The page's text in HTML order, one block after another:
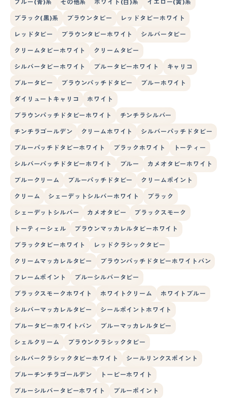
ブルー(青)系 その他系 ホワイト(白)系 イエロー(黄)系
ブラック(黒)系 ブラウンタビー レッドタビーホワイト
レッドタビー ブラウンタビーホワイト シルバータビー
クリームタビーホワイト クリームタビー
シルバータビーホワイト ブルータビーホワイト キャリコ
ブルータビー ブラウンパッチドタビー ブルーホワイト
ダイリュートキャリコ ホワイト
ブラウンパッチドタビーホワイト チンチラシルバー
チンチラゴールデン クリームホワイト シルバーパッチドタビー
ブルーパッチドタビーホワイト ブラックホワイト トーティー
シルバーパッチドタビーホワイト ブルー カメオタビーホワイト
ブルークリーム ブルーパッチドタビー クリームポイント
クリーム シェーデットシルバーホワイト ブラック
シェーデットシルバー カメオタビー ブラックスモーク
トーティーシェル ブラウンマッカレルタビーホワイト
ブラックタビーホワイト レッドクラシックタビー
クリームマッカレルタビー ブラウンパッチドタビーホワイトバン
フレームポイント ブルーシルバータビー
ブラックスモークホワイト ホワイトクリーム ホワイトブルー
シルバーマッカレルタビー シールポイントホワイト
ブルータビーホワイトバン ブルーマッカレルタビー
シェルクリーム ブラウンクラシックタビー
シルバークラシックタビーホワイト シールリンクスポイント
ブルーチンチラゴールデン トービーホワイト
ブルーシルバータビーホワイト ブルーポイント